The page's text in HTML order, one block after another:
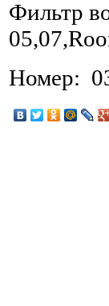
Фильтр
Номер: